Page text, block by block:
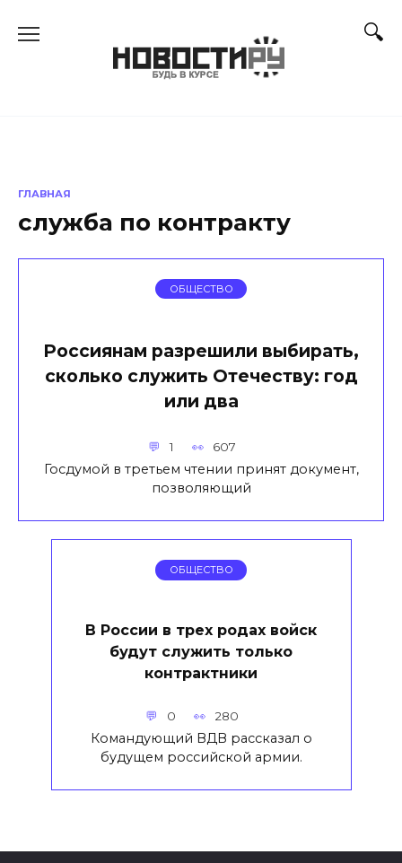
ГЛАВНАЯ
служба по контракту
ОБЩЕСТВО
Россиянам разрешили выбирать,
сколько служить Отечеству: год
или два
1 607
Госдумой в третьем чтении принят документ,
позволяющий
ОБЩЕСТВО
В России в трех родах войск
будут служить только
контрактники
0 280
Командующий ВДВ рассказал о
будущем российской армии.